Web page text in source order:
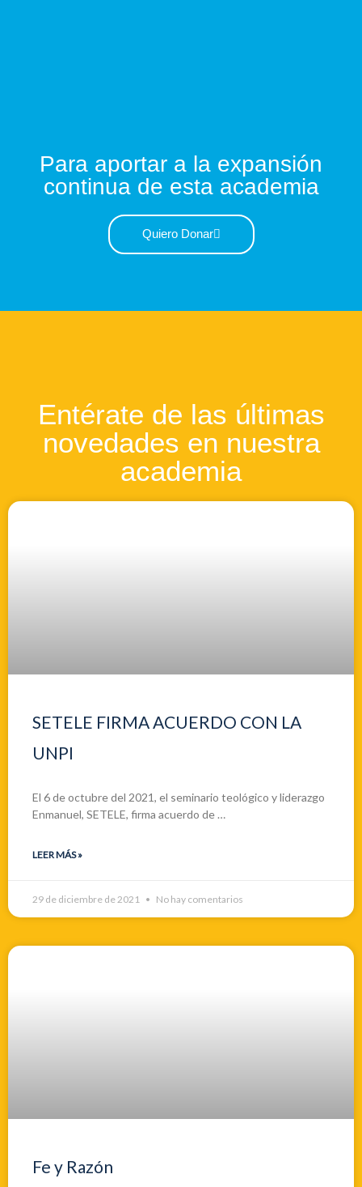
Para aportar a la expansión
continua de esta academia
Quiero Donar
Entérate de las últimas
novedades en nuestra
academia
SETELE FIRMA ACUERDO CON LA
UNPI
El 6 de octubre del 2021, el seminario teológico y liderazgo
Enmanuel, SETELE, firma acuerdo de …
LEER MÁS »
29 de diciembre de 2021 No hay comentarios
Fe y Razón